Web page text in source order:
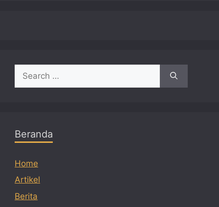
for:
Beranda
Home
Artikel
Berita